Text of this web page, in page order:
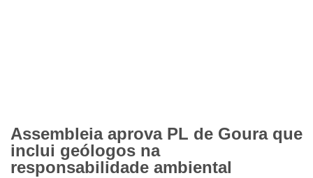
Assembleia aprova PL de Goura que
inclui geólogos na
responsabilidade ambiental